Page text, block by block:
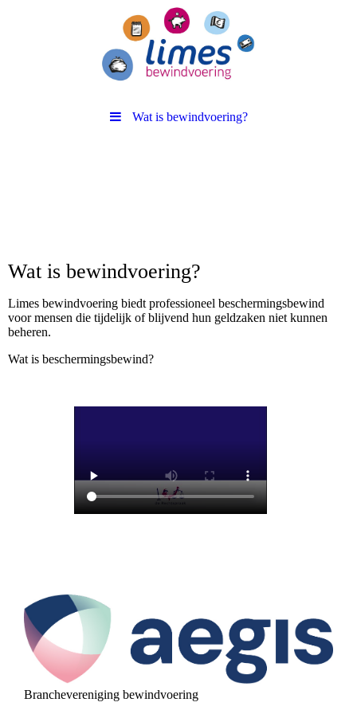
Wat is bewindvoering?
Wat is bewindvoering?
Limes bewindvoering biedt professioneel beschermingsbewind
voor mensen die tijdelijk of blijvend hun geldzaken niet kunnen
beheren.
Wat is beschermingsbewind?
Branchevereniging bewindvoering